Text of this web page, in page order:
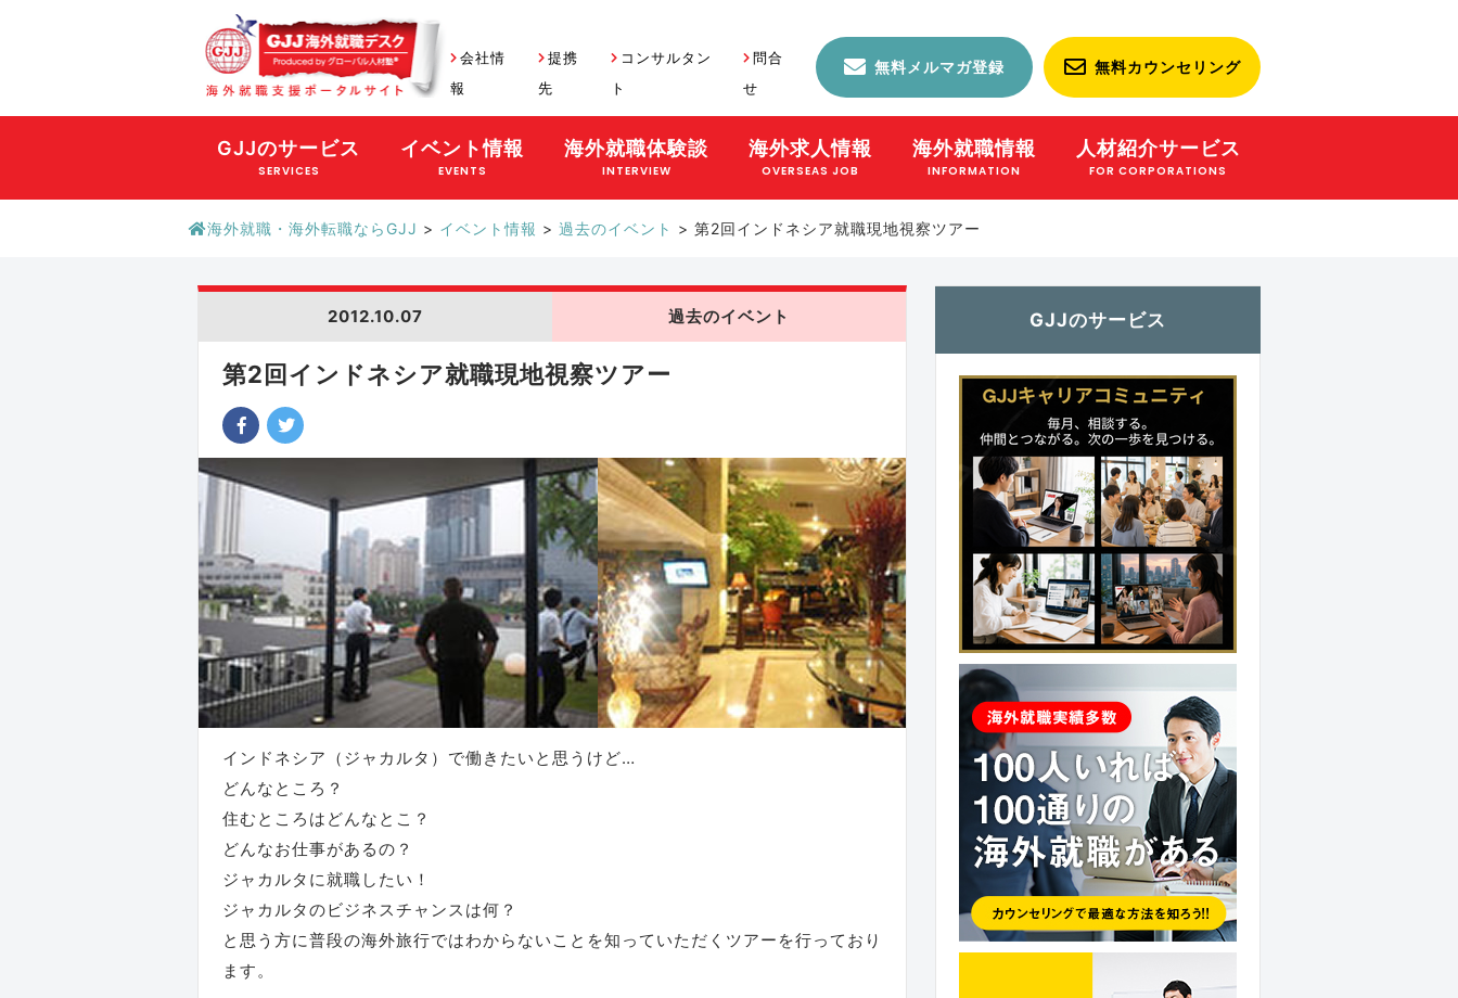
会社情
報
提携
先
コンサルタン
ト
問合
せ
無料メルマガ登録 無料カウンセリング
GJJのサービス
SERVICES
イベント情報
EVENTS
海外就職体験談
INTERVIEW
海外求人情報
OVERSEAS JOB
海外就職情報
INFORMATION
人材紹介サービス
FOR CORPORATIONS
海外就職・海外転職ならGJJ > イベント情報 > 過去のイベント > 第2回インドネシア就職現地視察ツアー
2012.10.07 過去のイベント
第2回インドネシア就職現地視察ツアー
インドネシア（ジャカルタ）で働きたいと思うけど…
どんなところ？
住むところはどんなとこ？
どんなお仕事があるの？
ジャカルタに就職したい！
ジャカルタのビジネスチャンスは何？
と思う方に普段の海外旅行ではわからないことを知っていただくツアーを行っており
ます。
GJJのサービス